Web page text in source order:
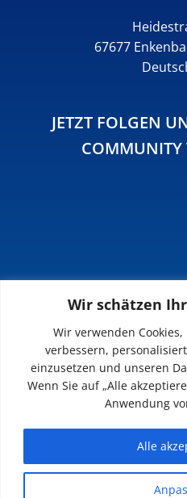
Wir schätzen
Wir verwenden
verbessern,
einzusetzen und unseren
Wenn Sie auf „Alle
Anwendung
Alle
67677
JETZT FOLGEN
COMMUNITY